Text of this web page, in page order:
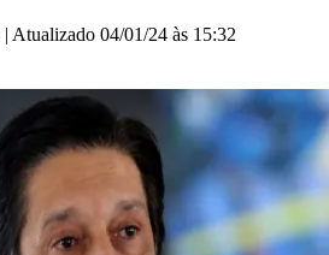
| Atualizado 04/01/24 às 15:32